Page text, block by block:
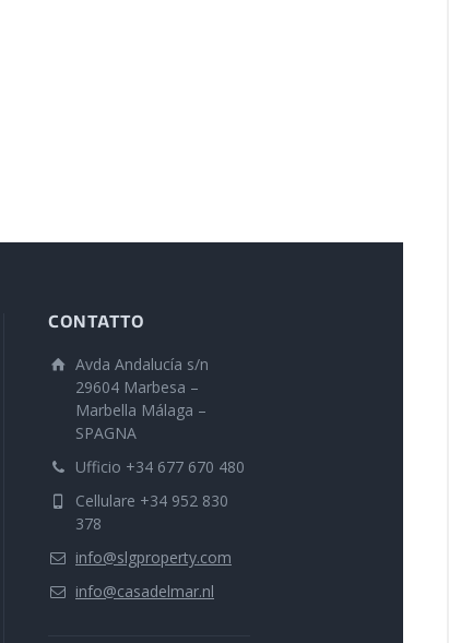
CONTATTO
Avda Andalucía s/n
29604 Marbesa –
Marbella Málaga –
SPAGNA
Ufficio +34 677 670 480
Cellulare +34 952 830
378
info@slgproperty.com
info@casadelmar.nl